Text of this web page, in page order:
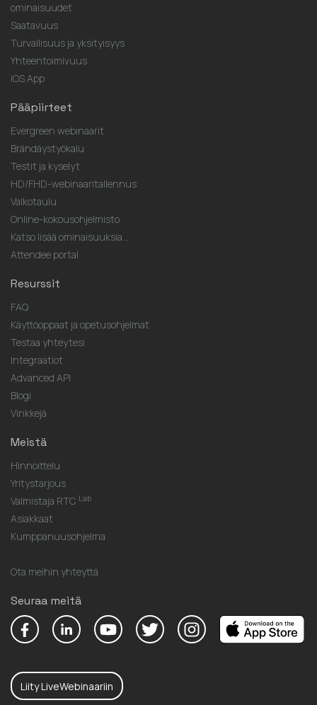
ominaisuudet
Saatavuus
Turvallisuus ja yksityisyys
Yhteentoimivuus
iOS App
Pääpiirteet
Evergreen webinaarit
Brändäystyökalu
Testit ja kyselyt
HD/FHD-webinaaritallennus
Valkotaulu
Online-kokousohjelmisto
Katso lisää ominaisuuksia...
Attendee portal
Resurssit
FAQ
Käyttöoppaat ja opetusohjelmat
Testaa yhteytesi
Integraatiot
Advanced API
Blogi
Vinkkejä
Meistä
Hinnoittelu
Yritystarjous
Valmistaja RTC Lab
Asiakkaat
Kumppanuusohjelma
Ota meihin yhteyttä
Seuraa meitä
Liity LiveWebinaariin